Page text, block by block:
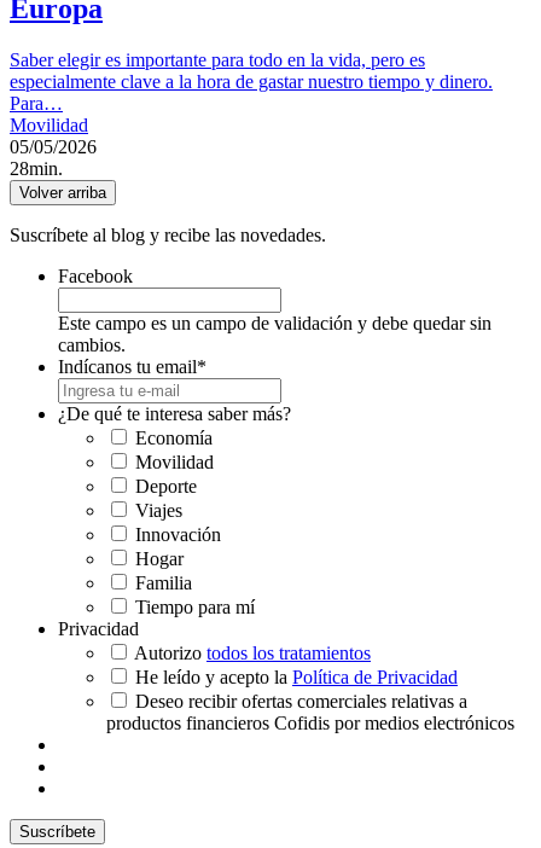
Europa
Saber elegir es importante para todo en la vida, pero es
especialmente clave a la hora de gastar nuestro tiempo y dinero.
Para…
Movilidad
05/05/2026
28min.
Volver arriba
Suscríbete al blog y recibe las novedades.
Facebook
Este campo es un campo de validación y debe quedar sin
cambios.
Indícanos tu email*
¿De qué te interesa saber más?
Economía
Movilidad
Deporte
Viajes
Innovación
Hogar
Familia
Tiempo para mí
Privacidad
Autorizo todos los tratamientos
He leído y acepto la Política de Privacidad
Deseo recibir ofertas comerciales relativas a
productos financieros Cofidis por medios electrónicos